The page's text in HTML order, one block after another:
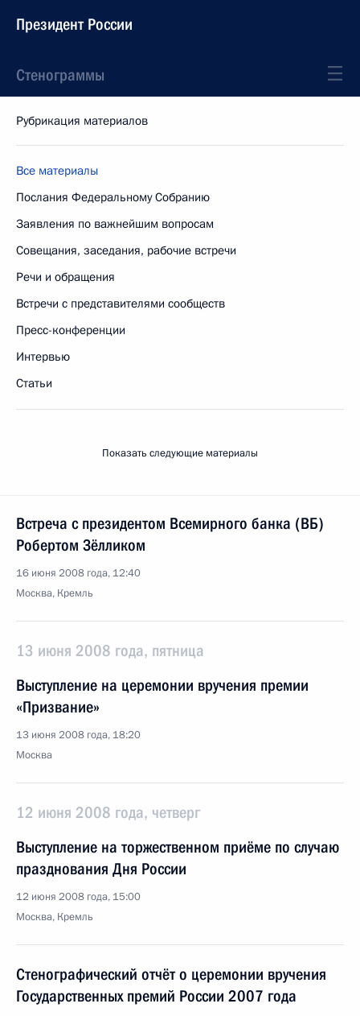
Президент России
Стенограммы
Рубрикация материалов
Все материалы
Послания Федеральному Собранию
Заявления по важнейшим вопросам
Совещания, заседания, рабочие встречи
Речи и обращения
Встречи с представителями сообществ
Пресс-конференции
Интервью
Статьи
Показать следующие материалы
Встреча с президентом Всемирного банка (ВБ)
Робертом Зёлликом
16 июня 2008 года, 12:40
Москва, Кремль
13 июня 2008 года, пятница
Выступление на церемонии вручения премии
«Призвание»
13 июня 2008 года, 18:20
Москва
12 июня 2008 года, четверг
Выступление на торжественном приёме по случаю
празднования Дня России
12 июня 2008 года, 15:00
Москва, Кремль
Стенографический отчёт о церемонии вручения
Государственных премий России 2007 года